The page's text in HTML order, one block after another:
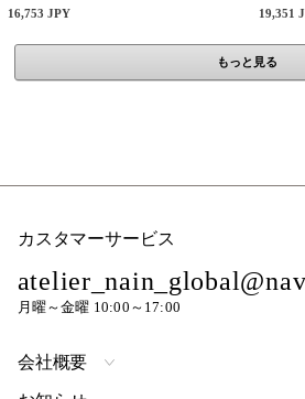
16,753 JPY 19,351
もっと見る
カスタマーサービス
月曜～金曜 10:00～17:00
会社概要